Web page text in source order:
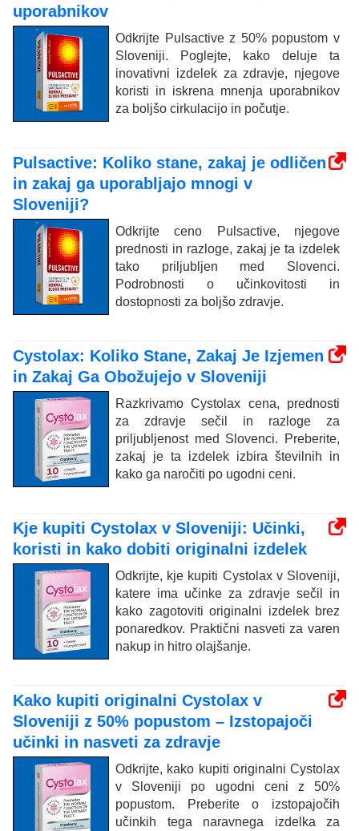
uporabnikov
Odkrijte Pulsactive z 50% popustom v
Sloveniji. Poglejte, kako deluje ta
inovativni izdelek za zdravje, njegove
koristi in iskrena mnenja uporabnikov
za boljšo cirkulacijo in počutje.
Pulsactive: Koliko stane, zakaj je odličen
in zakaj ga uporabljajo mnogi v
Sloveniji?
Odkrijte ceno Pulsactive, njegove
prednosti in razloge, zakaj je ta izdelek
tako priljubljen med Slovenci.
Podrobnosti o učinkovitosti in
dostopnosti za boljšo zdravje.
Cystolax: Koliko Stane, Zakaj Je Izjemen
in Zakaj Ga Obožujejo v Sloveniji
Razkrivamo Cystolax cena, prednosti
za zdravje sečil in razloge za
priljubljenost med Slovenci. Preberite,
zakaj je ta izdelek izbira številnih in
kako ga naročiti po ugodni ceni.
Kje kupiti Cystolax v Sloveniji: Učinki,
koristi in kako dobiti originalni izdelek
Odkrijte, kje kupiti Cystolax v Sloveniji,
katere ima učinke za zdravje sečil in
kako zagotoviti originalni izdelek brez
ponaredkov. Praktični nasveti za varen
nakup in hitro olajšanje.
Kako kupiti originalni Cystolax v
Sloveniji z 50% popustom – Izstopajoči
učinki in nasveti za zdravje
Odkrijte, kako kupiti originalni Cystolax
v Sloveniji po ugodni ceni z 50%
popustom. Preberite o izstopajočih
učinkih tega naravnega izdelka za